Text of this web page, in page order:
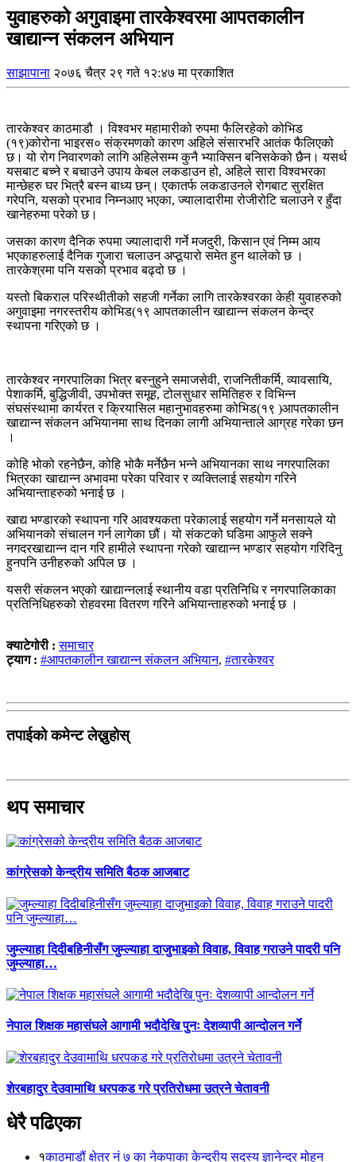
युवाहरुको अगुवाइमा तारकेश्वरमा आपतकालीन
खाद्यान्न संकलन अभियान
साझापाना २०७६ चैत्र २९ गते १२:४७ मा प्रकाशित
तारकेश्वर काठमाडौ । विश्वभर महामारीको रुपमा फैलिरहेको कोभिड
(१९)कोरोना भाइरस० संक्रमणको कारण अहिले संसारभरि आतंक फैलिएको
छ। यो रोग निवारणको लागि अहिलेसम्म कुनै भ्याक्सिन बनिसकेको छैन। यसर्थ
यसबाट बच्ने र बचाउने उपाय केबल लकडाउन हो, अहिले सारा विश्वभरका
मान्छेहरु घर भित्रै बस्न बाध्य छन्। एकातर्फ लकडाउनले रोगबाट सुरक्षित
गरेपनि, यसको प्रभाव निम्नआए भएका, ज्यालादारीमा रोजीरोटि चलाउने र हुँदा
खानेहरुमा परेको छ।
जसका कारण दैनिक रुपमा ज्यालादारी गर्ने मजदुरी, किसान एवं निम्म आय
भएकाहरुलाई दैनिक गुजारा चलाउन अप्ठूयारो समेत हुन थालेको छ ।
तारकेश्रमा पनि यसको प्रभाव बढ्दो छ ।
यस्तो बिकराल परिस्थीतीको सहजी गर्नेका लागि तारकेश्वरका केही युवाहरुको
अगुवाइमा नगरस्तरीय कोभिड(१९ आपतकालीन खाद्यान्न संकलन केन्द्र
स्थापना गरिएको छ ।
तारकेश्वर नगरपालिका भित्र बस्नुहुने समाजसेवी, राजनितीकर्मि, व्यावसायि,
पेशाकर्मि, बुद्धिजीवी, उपभोक्त समूह, टोलसुधार समितिहरु र विभिन्न
संघसंस्थामा कार्यरत र क्रियासिल महानुभावहरुमा कोभिड(१९ )आपतकालीन
खाद्यान्न संकलन अभियानमा साथ दिनका लागी अभियान्ताले आग्रह गरेका छन
।
कोहि भोको रहनेछैन, कोहि भोकै मर्नेछैन भन्ने अभियानका साथ नगरपालिका
भित्रका खाद्यान्न अभावमा परेका परिवार र व्यक्तिलाई सहयोग गरिने
अभियान्ताहरुको भनाई छ ।
खाद्य भण्डारको स्थापना गरि आवश्यकता परेकालाई सहयोग गर्ने मनसायले यो
अभियानको संचालन गर्न लागेका छौं। यो संकटको घडिमा आफुले सक्ने
नगदरखाद्यान्न दान गरि हामीले स्थापना गरेको खाद्यान्न भण्डार सहयोग गरिदिनु
हुनपनि उनीहरुको अपिल छ ।
यसरी संकलन भएको खाद्यान्नलाई स्थानीय वडा प्रतिनिधि र नगरपालिकाका
प्रतिनिधिहरुको रोहवरमा वितरण गरिने अभियान्ताहरुको भनाई छ ।
क्याटेगोरी :समाचार
ट्याग : #आपतकालीन खाद्यान्न संकलन अभियान, #तारकेश्वर
तपाईको कमेन्ट लेख्नुहोस्
थप समाचार
कांग्रेसको केन्द्रीय समिति बैठक आजबाट
जुम्ल्याहा दिदीबहिनीसँग जुम्ल्याहा दाजुभाइको विवाह, विवाह गराउने पादरी पनि
जुम्ल्याहा…
नेपाल शिक्षक महासंघले आगामी भदौदेखि पुनः देशव्यापी आन्दोलन गर्ने
शेरबहादुर देउवामाथि धरपकड गरे प्रतिरोधमा उत्रने चेतावनी
धेरै पढिएका
१काठमाडौं क्षेत्र नं ७ का नेकपाका केन्द्रीय सदस्य ज्ञानेन्द्र मोहन